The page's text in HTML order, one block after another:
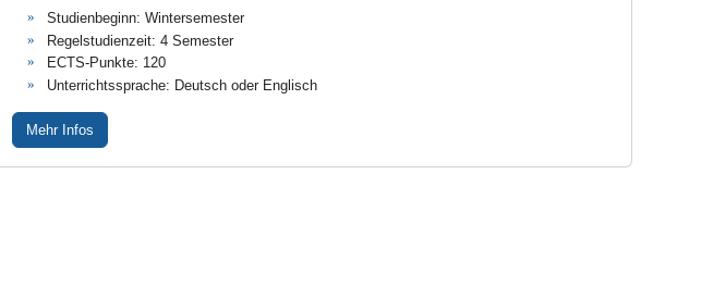
Studienbeginn: Wintersemester
Regelstudienzeit: 4 Semester
ECTS-Punkte: 120
Unterrichtssprache: Deutsch oder Englisch
Mehr Infos